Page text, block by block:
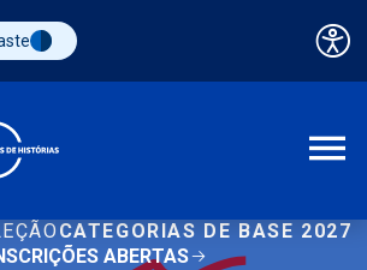
contraste
CATEGORIAS DE BASE 2027
ABERTAS